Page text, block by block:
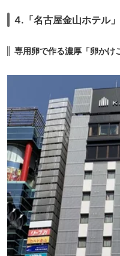
4.「名古屋金山ホテル
専用卵で作る濃厚「卵かけ